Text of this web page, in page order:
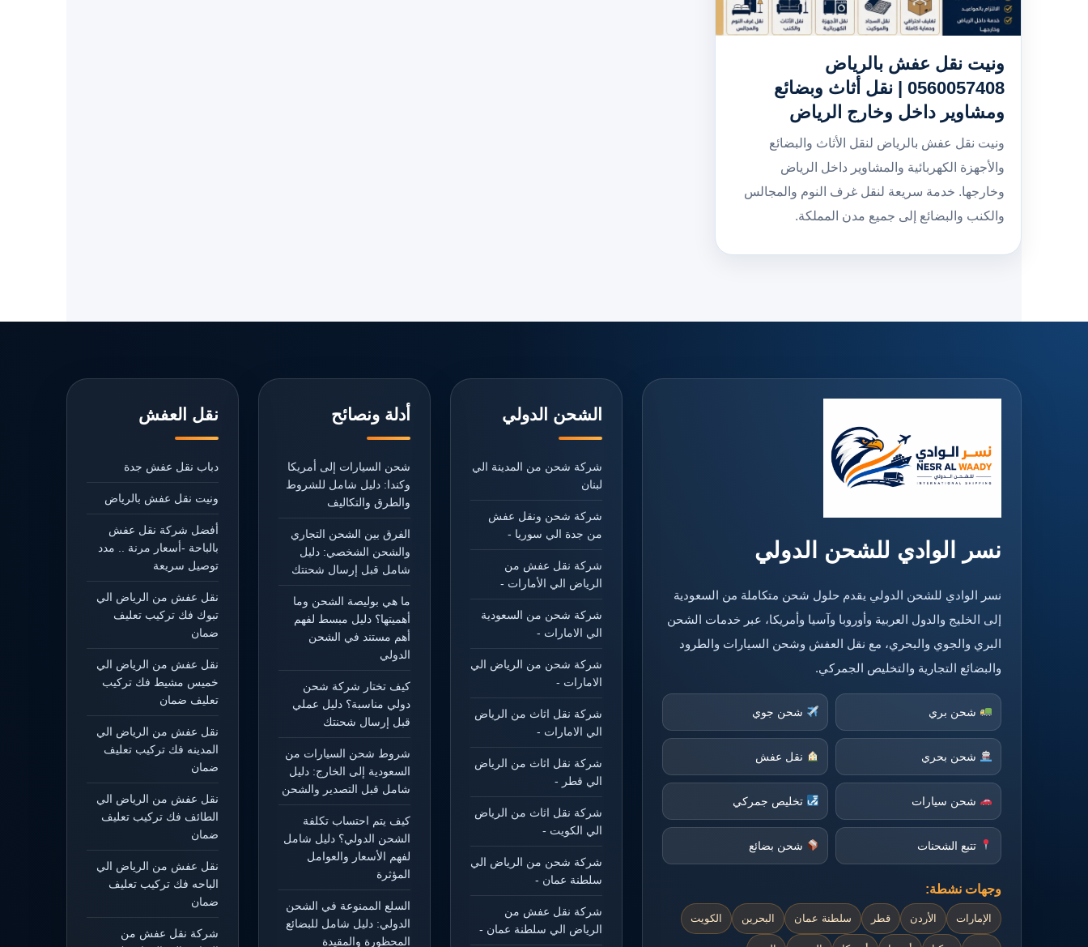
ونيت نقل عفش بالرياض
0560057408 | نقل أثاث وبضائع
ومشاوير داخل وخارج الرياض
ونيت نقل عفش بالرياض لنقل الأثاث والبضائع
والأجهزة الكهربائية والمشاوير داخل الرياض
وخارجها. خدمة سريعة لنقل غرف النوم والمجالس
والكنب والبضائع إلى جميع مدن المملكة.
نسر الوادي للشحن الدولي
نسر الوادي للشحن الدولي يقدم حلول شحن متكاملة من السعودية
إلى الخليج والدول العربية وأوروبا وآسيا وأمريكا، عبر خدمات الشحن
البري والجوي والبحري، مع نقل العفش وشحن السيارات والطرود
والبضائع التجارية والتخليص الجمركي.
شحن بري شحن جوي
شحن بحري نقل عفش
شحن سيارات تخليص جمركي
تتبع الشحنات شحن بضائع
وجهات نشطة:
الإمارات الأردن قطر سلطنة عمان البحرين الكويت
الشحن الدولي
شركة شحن من المدينة الي
لبنان
شركة شحن ونقل عفش
من جدة الي سوريا -
شركة نقل عفش من
الرياض الي الأمارات -
شركة شحن من السعودية
الي الامارات -
شركة شحن من الرياض الي
الامارات -
شركة نقل اثاث من الرياض
الي الامارات -
شركة نقل اثاث من الرياض
الي قطر -
شركة نقل اثاث من الرياض
الي الكويت -
شركة شحن من الرياض الي
سلطنة عمان -
شركة نقل عفش من
الرياض الي سلطنة عمان -
أدلة ونصائح
شحن السيارات إلى أمريكا
وكندا: دليل شامل للشروط
والطرق والتكاليف
الفرق بين الشحن التجاري
والشحن الشخصي: دليل
شامل قبل إرسال شحنتك
ما هي بوليصة الشحن وما
أهميتها؟ دليل مبسط لفهم
أهم مستند في الشحن
الدولي
كيف تختار شركة شحن
دولي مناسبة؟ دليل عملي
قبل إرسال شحنتك
شروط شحن السيارات من
السعودية إلى الخارج: دليل
شامل قبل التصدير والشحن
كيف يتم احتساب تكلفة
الشحن الدولي؟ دليل شامل
لفهم الأسعار والعوامل
المؤثرة
السلع الممنوعة في الشحن
الدولي: دليل شامل للبضائع
المحظورة والمقيدة
نقل العفش
دباب نقل عفش جدة
ونيت نقل عفش بالرياض
أفضل شركة نقل عفش
بالباحة -أسعار مرنة .. مدد
توصيل سريعة
نقل عفش من الرياض الي
تبوك فك تركيب تعليف
ضمان
نقل عفش من الرياض الي
خميس مشيط فك تركيب
تعليف ضمان
نقل عفش من الرياض الي
المدينه فك تركيب تعليف
ضمان
نقل عفش من الرياض الي
الطائف فك تركيب تعليف
ضمان
نقل عفش من الرياض الي
الباحه فك تركيب تعليف
ضمان
شركة نقل عفش من